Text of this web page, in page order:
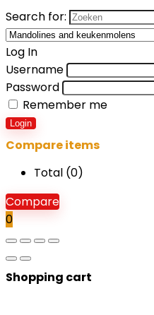
Search for:
Log In
Username
Password
Remember me
Login
Compare items
Total (0)
Compare
0
Shopping cart